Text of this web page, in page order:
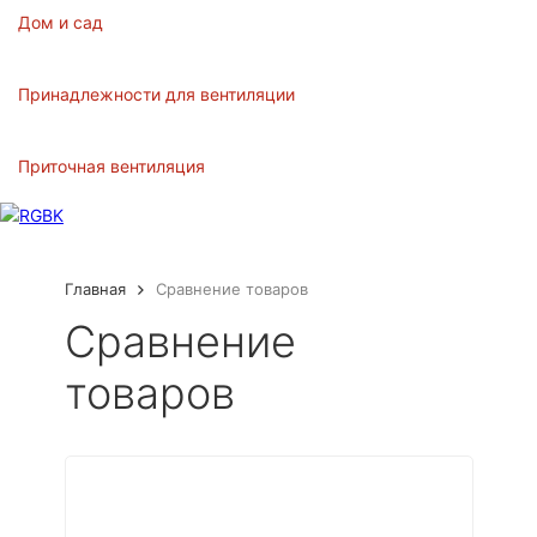
Дом и сад
Принадлежности для вентиляции
Приточная вентиляция
Главная Сравнение товаров
Сравнение
товаров